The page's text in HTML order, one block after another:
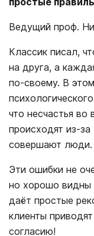
Ведущий проф.
Классик писал,
на друга, а
по-своему. В
что несчастья во
происходят из-
совершают люди.
Эти ошибки не
но хорошо видны
даёт простые
клиенты
согласию!